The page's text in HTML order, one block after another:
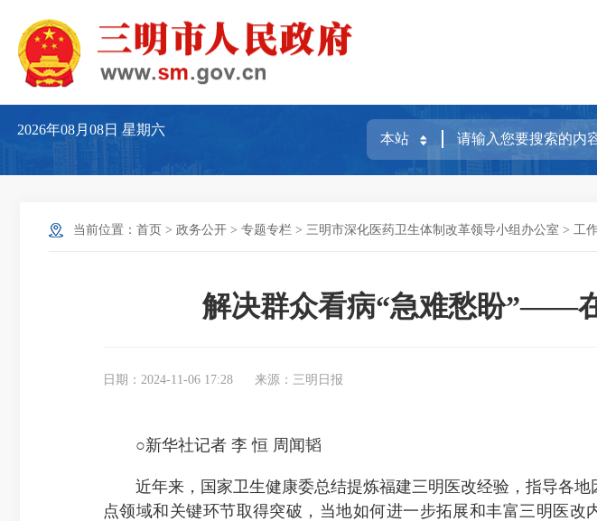
2026年08月08日星期六
当前位置： 首页 > 政务公开 > 专题专栏 > 三明市深化医药卫生体制改革领导小组办公室 > 工
解决群众看病“急难愁盼”——
日期：2024-11-06 17:28 来源：三明日报
○新华社记者 李 恒 周闻韬
近年来，国家卫生健康委总结提炼福建三明医改经验，指导各地
点领域和关键环节取得突破，当地如何进一步拓展和丰富三明医